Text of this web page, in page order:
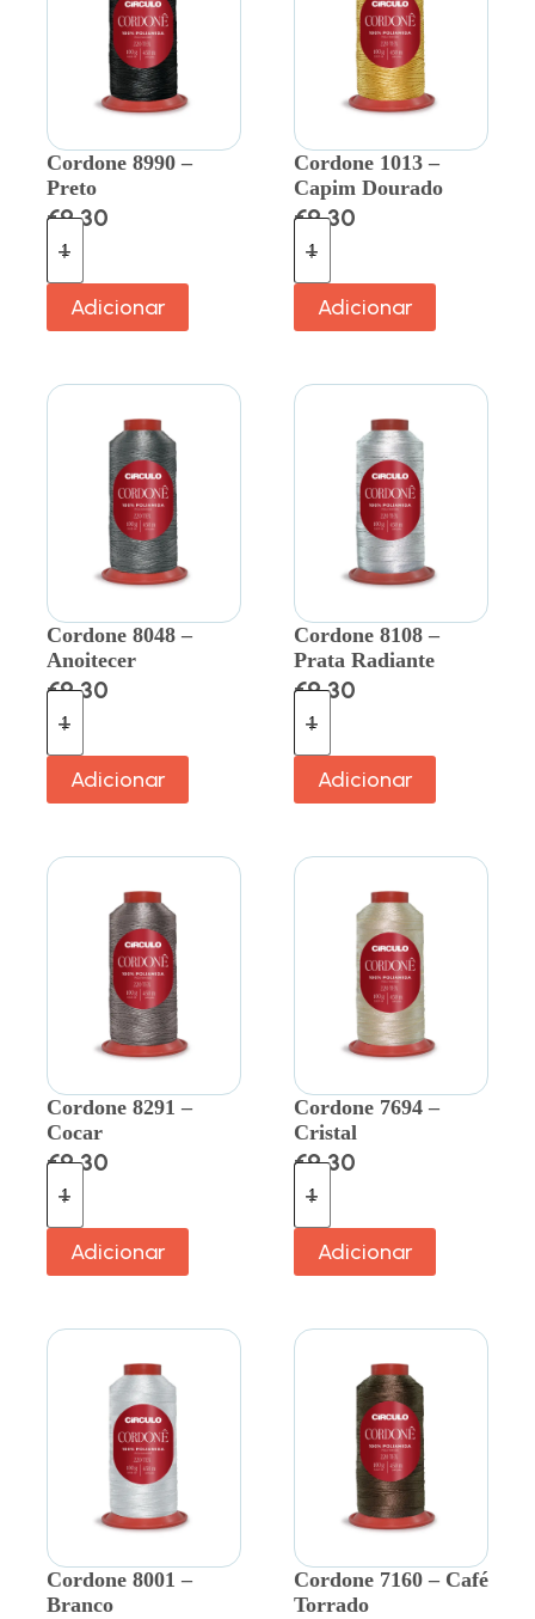
Cordone 8990 –
Preto
€9.30
Adicionar
Cordone 1013 –
Capim Dourado
€9.30
Adicionar
Cordone 8048 –
Anoitecer
€9.30
Adicionar
Cordone 8108 –
Prata Radiante
€9.30
Adicionar
Cordone 8291 –
Cocar
€9.30
Adicionar
Cordone 7694 –
Cristal
€9.30
Adicionar
Cordone 8001 –
Branco
Cordone 7160 – Café
Torrado